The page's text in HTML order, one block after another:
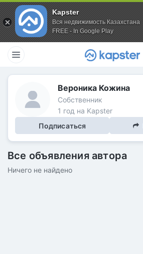
Kapster
Вся недвижимость Казахстана
FREE - In Google Play
Вероника Кожина
Собственник
1 год на Kapster
Подписаться
Все объявления автора
Ничего не найдено